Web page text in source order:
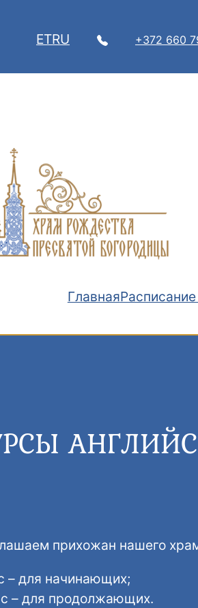
ETRU +372 660
Главная
прихожан нашего
– для начинающих;
– для продолжающих.